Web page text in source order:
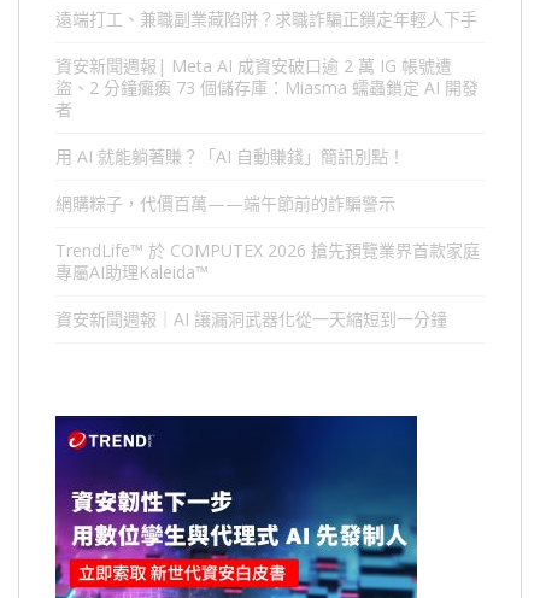
遠端打工、兼職副業藏陷阱？求職詐騙正鎖定年輕人下手
資安新聞週報| Meta AI 成資安破口逾 2 萬 IG 帳號遭
盜、2 分鐘癱瘓 73 個儲存庫：Miasma 蠕蟲鎖定 AI 開發
者
用 AI 就能躺著賺？「AI 自動賺錢」簡訊別點！
網購粽子，代價百萬——端午節前的詐騙警示
TrendLife™ 於 COMPUTEX 2026 搶先預覽業界首款家庭
專屬AI助理Kaleida™
資安新聞週報｜AI 讓漏洞武器化從一天縮短到一分鐘